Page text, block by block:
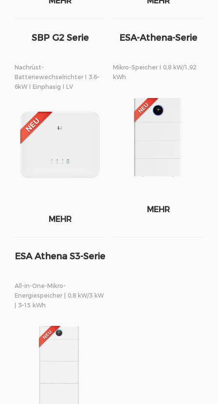
SBP G2 Serie
Nachrüst-
Batteriewechselrichter I 3.6–
6kW I Einphasig I LV
MEHR
ESA-Athena-Serie
Mikro-Speicher I 0,8 kW/1,92
kWh
MEHR
ESA Athena S3-Serie
All-in-One-Mikro-
Energiespeicher | 0,8 kW/3 kW
| 3–15 kWh